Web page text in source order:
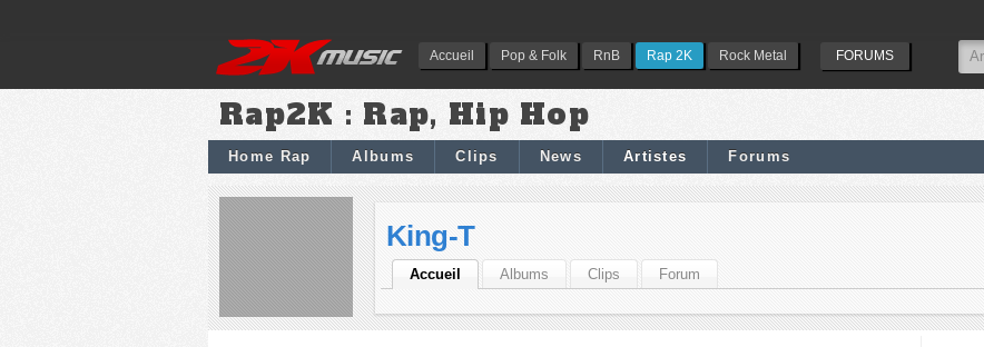
Accueil Pop & Folk RnB Rap 2K Rock Metal FORUMS
Rap2K : Rap, Hip Hop
Home Rap Albums Clips News Artistes Forums
King-T
Accueil Albums Clips Forum